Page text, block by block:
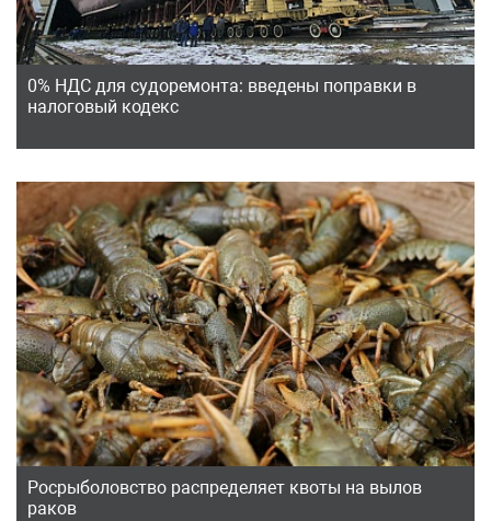
0% НДС для судоремонта: введены поправки в
налоговый кодекс
Росрыболовство распределяет квоты на вылов
раков